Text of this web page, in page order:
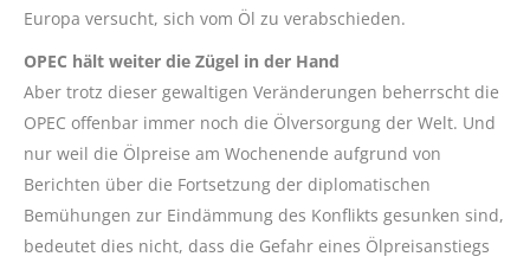
Europa versucht, sich vom Öl zu verabschieden.
OPEC hält weiter die Zügel in der Hand
Aber trotz dieser gewaltigen Veränderungen beherrscht die
OPEC offenbar immer noch die Ölversorgung der Welt. Und
nur weil die Ölpreise am Wochenende aufgrund von
Berichten über die Fortsetzung der diplomatischen
Bemühungen zur Eindämmung des Konflikts gesunken sind,
bedeutet dies nicht, dass die Gefahr eines Ölpreisanstiegs